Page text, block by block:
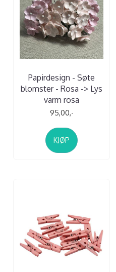
Papirdesign - Søte
blomster - Rosa -> Lys
varm rosa
95,00,-
KJØP